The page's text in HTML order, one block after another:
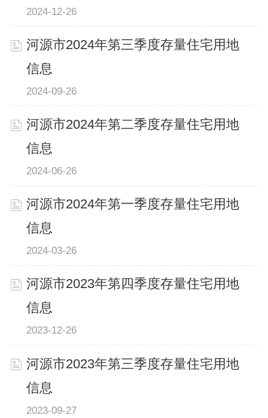
2024-12-26
河源市2024年第三季度存量住宅用地
信息
2024-09-26
河源市2024年第二季度存量住宅用地
信息
2024-06-26
河源市2024年第一季度存量住宅用地
信息
2024-03-26
河源市2023年第四季度存量住宅用地
信息
2023-12-26
河源市2023年第三季度存量住宅用地
信息
2023-09-27